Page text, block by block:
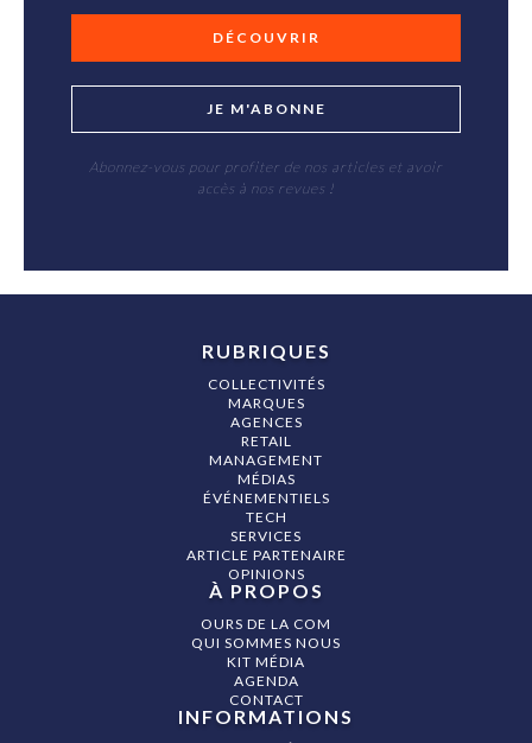
DÉCOUVRIR
JE M'ABONNE
Abonnez-vous pour profiter de nos articles et avoir
accès à nos revues !
RUBRIQUES
COLLECTIVITÉS
MARQUES
AGENCES
RETAIL
MANAGEMENT
MÉDIAS
ÉVÉNEMENTIELS
TECH
SERVICES
ARTICLE PARTENAIRE
OPINIONS
À PROPOS
OURS DE LA COM
QUI SOMMES NOUS
KIT MÉDIA
AGENDA
CONTACT
INFORMATIONS